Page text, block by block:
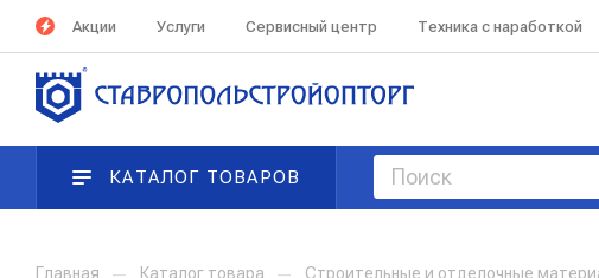
Акции Услуги Сервисный центр Техника с наработкой
КАТАЛОГ ТОВАРОВ
Главная Каталог товара Строительные и отделочные